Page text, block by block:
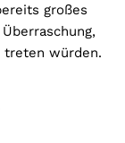
großes
treten würden.